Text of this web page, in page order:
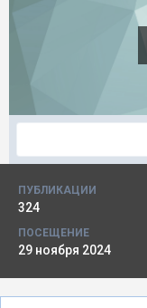
ПУБЛИКАЦИИ
324
ПОСЕЩЕНИЕ
29 ноября 2024